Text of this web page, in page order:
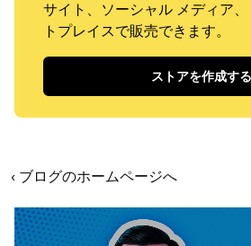
サイト、ソーシャル メディア
トプレイスで販売できます。
ストアを作成する
‹ ブログのホームページへ